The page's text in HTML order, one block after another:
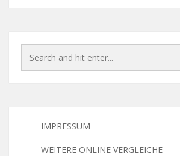
IMPRESSUM
WEITERE ONLINE VERGLEICHE